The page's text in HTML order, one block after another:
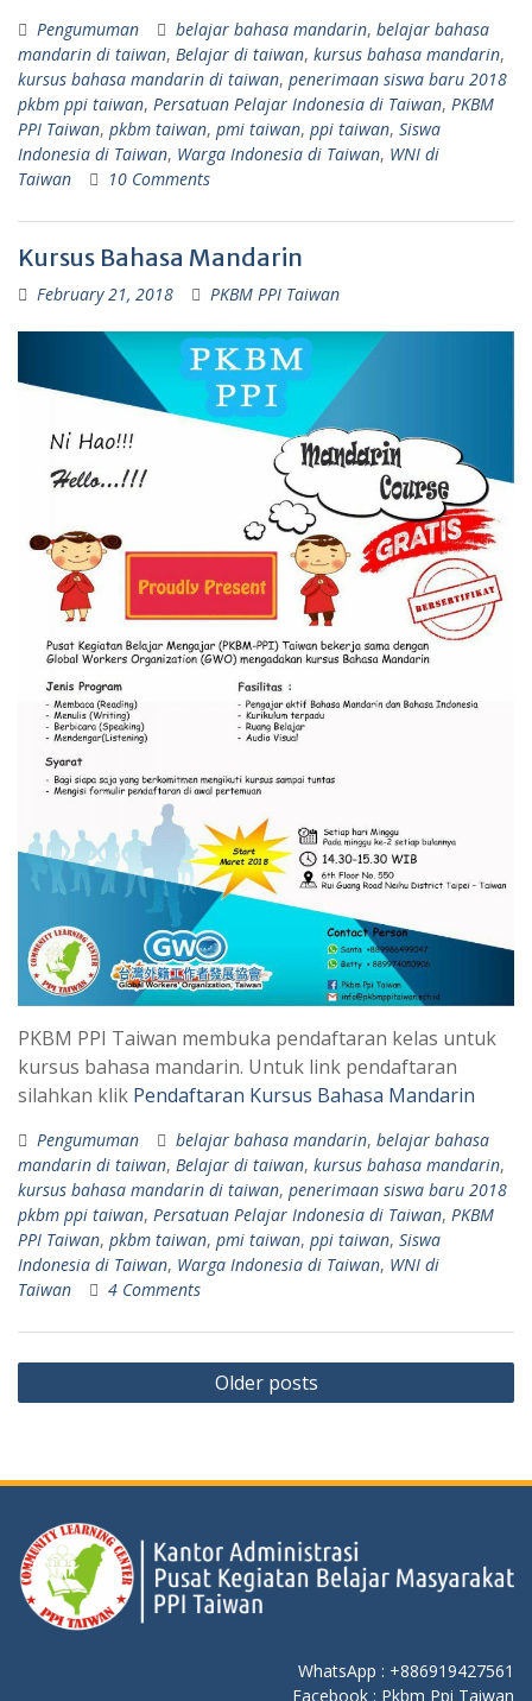
Pengumuman belajar bahasa mandarin, belajar bahasa
mandarin di taiwan, Belajar di taiwan, kursus bahasa mandarin,
kursus bahasa mandarin di taiwan, penerimaan siswa baru 2018
pkbm ppi taiwan, Persatuan Pelajar Indonesia di Taiwan, PKBM
PPI Taiwan, pkbm taiwan, pmi taiwan, ppi taiwan, Siswa
Indonesia di Taiwan, Warga Indonesia di Taiwan, WNI di
Taiwan
10 Comments
Kursus Bahasa Mandarin
February 21, 2018 PKBM PPI Taiwan
PKBM PPI Taiwan membuka pendaftaran kelas untuk
kursus bahasa mandarin. Untuk link pendaftaran
silahkan klik Pendaftaran Kursus Bahasa Mandarin
Pengumuman belajar bahasa mandarin, belajar bahasa
mandarin di taiwan, Belajar di taiwan, kursus bahasa mandarin,
kursus bahasa mandarin di taiwan, penerimaan siswa baru 2018
pkbm ppi taiwan, Persatuan Pelajar Indonesia di Taiwan, PKBM
PPI Taiwan, pkbm taiwan, pmi taiwan, ppi taiwan, Siswa
Indonesia di Taiwan, Warga Indonesia di Taiwan, WNI di
Taiwan
4 Comments
Older posts
WhatsApp : +886919427561
Facebook : Pkbm Ppi Taiwan